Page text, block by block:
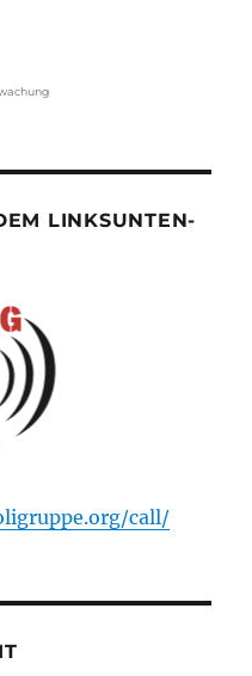
LINKSUNTEN-
call/